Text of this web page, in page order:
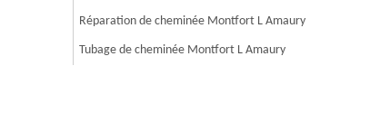
Réparation de cheminée Montfort L Amaury
Tubage de cheminée Montfort L Amaury